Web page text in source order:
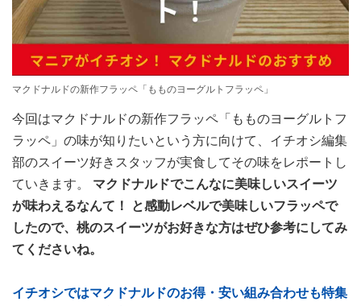
マクドナルドの新作フラッペ「もものヨーグルトフラッペ」
今回はマクドナルドの新作フラッペ「もものヨーグルトフ
ラッペ」の味が知りたいという方に向けて、イチオシ編集
部のスイーツ好きスタッフが実食してその味をレポートし
ていきます。 マクドナルドでこんなに美味しいスイーツ
が味わえるなんて！ と感動レベルで美味しいフラッペで
したので、桃のスイーツがお好きな方はぜひ参考にしてみ
てくださいね。
イチオシではマクドナルドのお得・安い組み合わせも特集